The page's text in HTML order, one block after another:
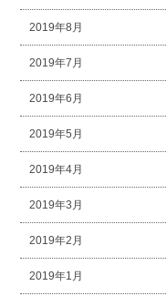
2019年8月
2019年7月
2019年6月
2019年5月
2019年4月
2019年3月
2019年2月
2019年1月